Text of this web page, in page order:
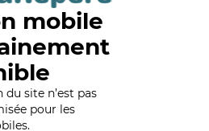
mobile
site n’est pas
pour les